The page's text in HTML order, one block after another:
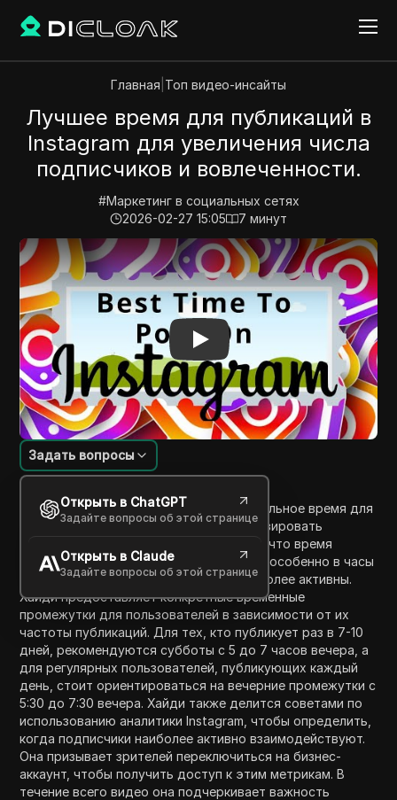
Главная Топ видео-инсайты
Лучшее время для публикаций в
Instagram для увеличения числа
подписчиков и вовлеченности.
#Маркетинг в социальных сетях
2026-02-27 15:05
7 минут
Play Video:Лучшее время для публикаций в
Введение в содержание
Задать вопросы
Открыть в ChatGPT
Задайте вопросы об этой странице
Открыть в Claude
Задайте вопросы об этой странице
В этом видео Хайди обсуждает оптимальное время для
публикаций в Instagram, чтобы максимизировать
вовлеченность и лайки. Она объясняет, что время
публикаций имеет решающее значение, особенно в часы
пик активности, когда подписчики наиболее активны.
Хайди предоставляет конкретные временные
промежутки для пользователей в зависимости от их
частоты публикаций. Для тех, кто публикует раз в 7-10
дней, рекомендуются субботы с 5 до 7 часов вечера, а
для регулярных пользователей, публикующих каждый
день, стоит ориентироваться на вечерние промежутки с
5:30 до 7:30 вечера. Хайди также делится советами по
использованию аналитики Instagram, чтобы определить,
когда подписчики наиболее активно взаимодействуют.
Она призывает зрителей переключиться на бизнес-
аккаунт, чтобы получить доступ к этим метрикам. В
течение всего видео она подчеркивает важность